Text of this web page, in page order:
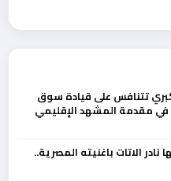
تتنافس على قيادة سوق
في مقدمة المشهد الإقليمي
الاتات باغنيته المصرية..